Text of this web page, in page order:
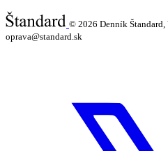
© 2026 Denník Štandard,
oprava@standard.sk